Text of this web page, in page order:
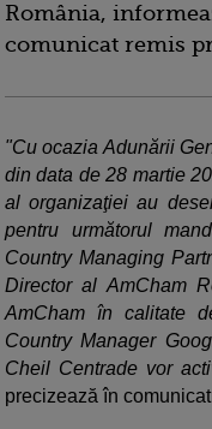
România,
comunicat remis
"Cu ocazia Adunării
din data de 28 martie
al organizaţiei au
pentru următorul
Country Managing
Director al AmCham
AmCham în calitate
Country Manager
Cheil Centrade vor
precizează în